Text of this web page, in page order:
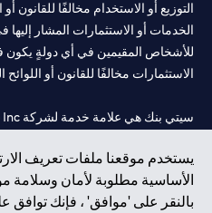
يستخدم موقعنا ملفات تعريف
الأساسية مطلوبة لأمان وسلامة
بالنقر على 'موافق' ، فإنك توافق
التوزيع أو الاستخدام مخالفًا للقانون
الخدمات أو الاستثمارات المشار إليها
للأشخاص المقيمين في أي دولةٍ يكون
الاستثمارات مخالفًا للقانون أو اللوائح
سيتي بنك إن. إيه. الإمارات مسجل